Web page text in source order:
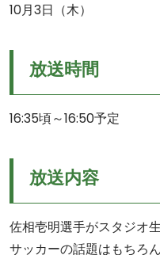
10月3日（木）
放送時間
16:35頃～16:50予定
放送内容
佐相壱明選手がスタジオ生
サッカーの話題はもちろ